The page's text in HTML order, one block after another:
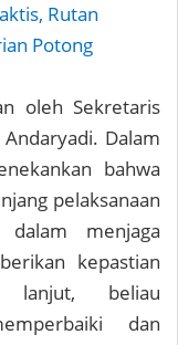
Rutan
Potong
oleh Sekretaris
Dalam
bahwa
pelaksanaan
menjaga
kepastian
lanjut, beliau
dan